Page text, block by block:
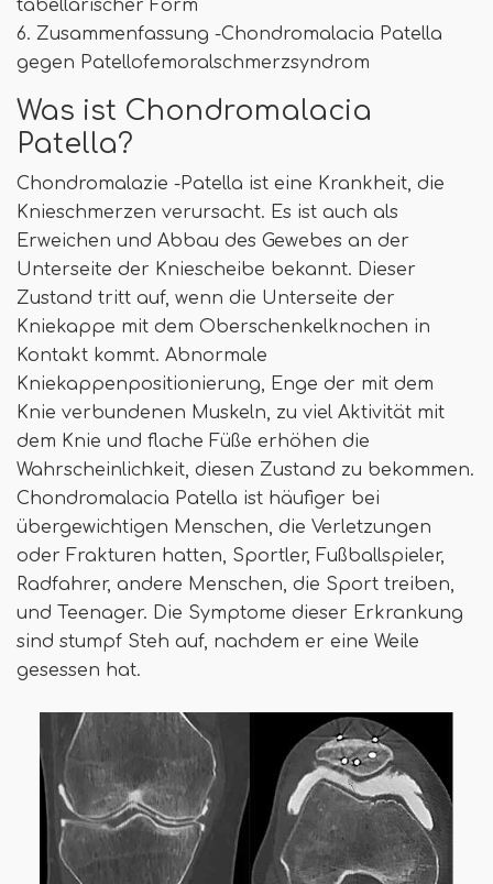
tabellarischer Form
6. Zusammenfassung -Chondromalacia Patella
gegen Patellofemoralschmerzsyndrom
Was ist Chondromalacia
Patella?
Chondromalazie -Patella ist eine Krankheit, die
Knieschmerzen verursacht. Es ist auch als
Erweichen und Abbau des Gewebes an der
Unterseite der Kniescheibe bekannt. Dieser
Zustand tritt auf, wenn die Unterseite der
Kniekappe mit dem Oberschenkelknochen in
Kontakt kommt. Abnormale
Kniekappenpositionierung, Enge der mit dem
Knie verbundenen Muskeln, zu viel Aktivität mit
dem Knie und flache Füße erhöhen die
Wahrscheinlichkeit, diesen Zustand zu bekommen.
Chondromalacia Patella ist häufiger bei
übergewichtigen Menschen, die Verletzungen
oder Frakturen hatten, Sportler, Fußballspieler,
Radfahrer, andere Menschen, die Sport treiben,
und Teenager. Die Symptome dieser Erkrankung
sind stumpf Steh auf, nachdem er eine Weile
gesessen hat.